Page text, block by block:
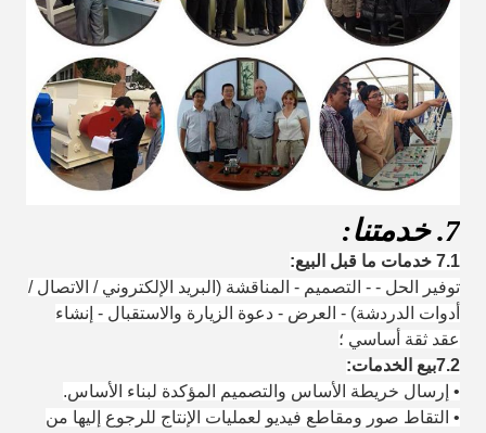
7. خدمتنا:
7.1 خدمات ما قبل البيع:
توفير الحل - - التصميم - المناقشة (البريد الإلكتروني / الاتصال /
أدوات الدردشة) - العرض - دعوة الزيارة والاستقبال - إنشاء
عقد ثقة أساسي ؛
7.2بيع الخدمات:
• إرسال خريطة الأساس والتصميم المؤكدة لبناء الأساس.
• التقاط صور ومقاطع فيديو لعمليات الإنتاج للرجوع إليها من